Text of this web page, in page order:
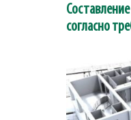
согласно